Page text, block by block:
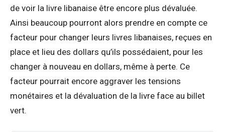
de voir la livre libanaise être encore plus dévaluée.
Ainsi beaucoup pourront alors prendre en compte ce
facteur pour changer leurs livres libanaises, reçues en
place et lieu des dollars qu’ils possédaient, pour les
changer à nouveau en dollars, même à perte. Ce
facteur pourrait encore aggraver les tensions
monétaires et la dévaluation de la livre face au billet
vert.